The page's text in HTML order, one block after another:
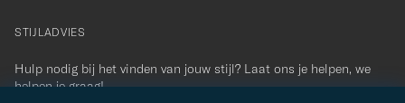
contact@careofcarl.com
STIJLADVIES
Hulp nodig bij het vinden van jouw stijl? Laat ons je helpen, we
helpen je graag!